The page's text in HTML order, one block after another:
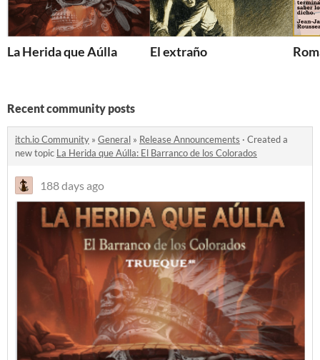
La Herida que Aúlla El extraño
Recent community posts
itch.io Community » General » Release Announcements · Created a
new topic La Herida que Aúlla: El Barranco de los Colorados
188 days ago